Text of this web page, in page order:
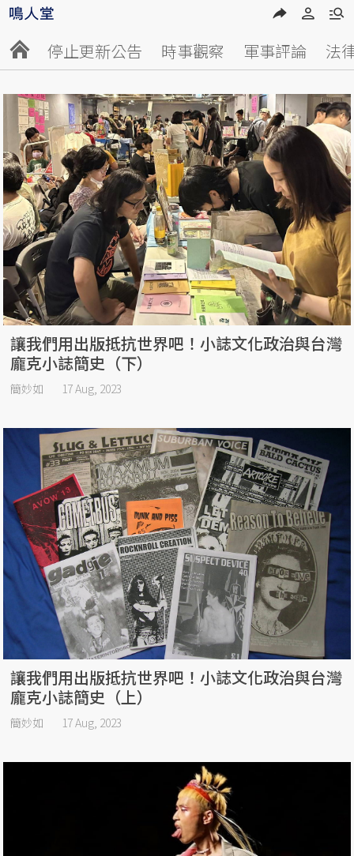
停止更新公告 時事觀察 軍事評論 法
讓我們用出版抵抗世界吧！小誌文化政治與台灣
龐克小誌簡史（下）
簡妙如 17 Aug, 2023
讓我們用出版抵抗世界吧！小誌文化政治與台灣
龐克小誌簡史（上）
簡妙如 17 Aug, 2023